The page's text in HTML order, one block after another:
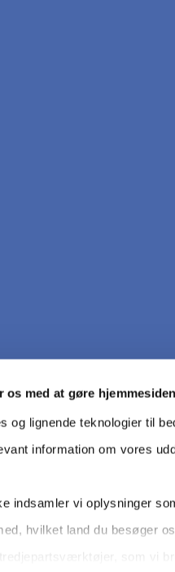
med at gøre
og lignende teknologier til
information om vores
indsamler vi oplysninger
hvilket land du besøger